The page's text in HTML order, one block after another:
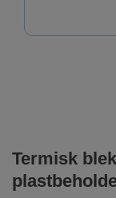
Termisk